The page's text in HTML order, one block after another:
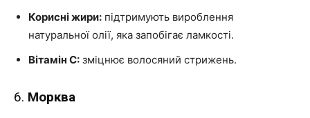
Корисні жири: підтримують вироблення
натуральної олії, яка запобігає ламкості.
Вітамін С: зміцнює волосяний стрижень.
6. Морква